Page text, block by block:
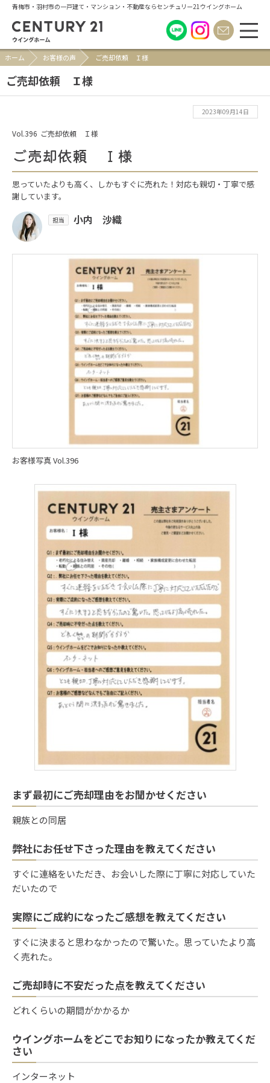
青梅市・羽村市の一戸建て・マンション・不動産ならセンチュリー21ウイングホーム
ホーム お客様の声 ご売却依頼 Ｉ様
ご売却依頼 Ｉ様
2023年09月14日
Vol.396 ご売却依頼 Ｉ様
ご売却依頼 Ｉ様
思っていたよりも高く、しかもすぐに売れた！対応も親切・丁寧で感
謝しています。
担当 小内 沙織
お客様写真 Vol.396
まず最初にご売却理由をお聞かせください
親族との同居
弊社にお任せ下さった理由を教えてください
すぐに連絡をいただき、お会いした際に丁寧に対応していた
だいたので
実際にご成約になったご感想を教えてください
すぐに決まると思わなかったので驚いた。思っていたより高
く売れた。
ご売却時に不安だった点を教えてください
どれくらいの期間がかかるか
ウイングホームをどこでお知りになったか教えてくだ
さい
インターネット